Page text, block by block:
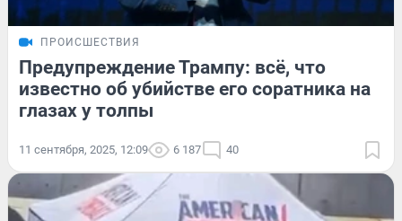
ПРОИСШЕСТВИЯ
Предупреждение Трампу: всё, что
известно об убийстве его соратника на
глазах у толпы
11 сентября, 2025, 12:09 6 187 40